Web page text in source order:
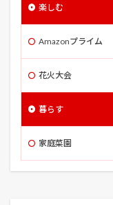
楽しむ
Amazonプライム
花火大会
暮らす
家庭菜園